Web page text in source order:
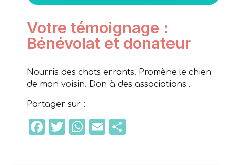
Votre témoignage :
Bénévolat et donateur
Nourris des chats errants. Promène le chien
de mon voisin. Don à des associations .
Partager sur :
Facebook
Twitter
WhatsApp
Email